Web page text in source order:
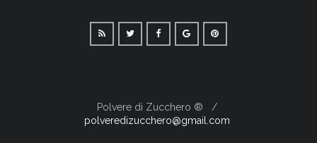
Polvere di Zucchero ®
polveredizucchero@gmail.com